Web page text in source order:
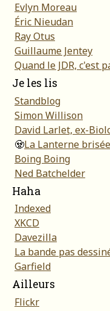
Evlyn Moreau
Éric Nieudan
Ray Otus
Guillaume Jentey
Quand le JDR, c'est
Je les lis
Standblog
Simon Willison
David Larlet, ex-
🧟La Lanterne brisée
Boing Boing
Ned Batchelder
Haha
Indexed
XKCD
Davezilla
La bande pas
Garfield
Ailleurs
Flickr